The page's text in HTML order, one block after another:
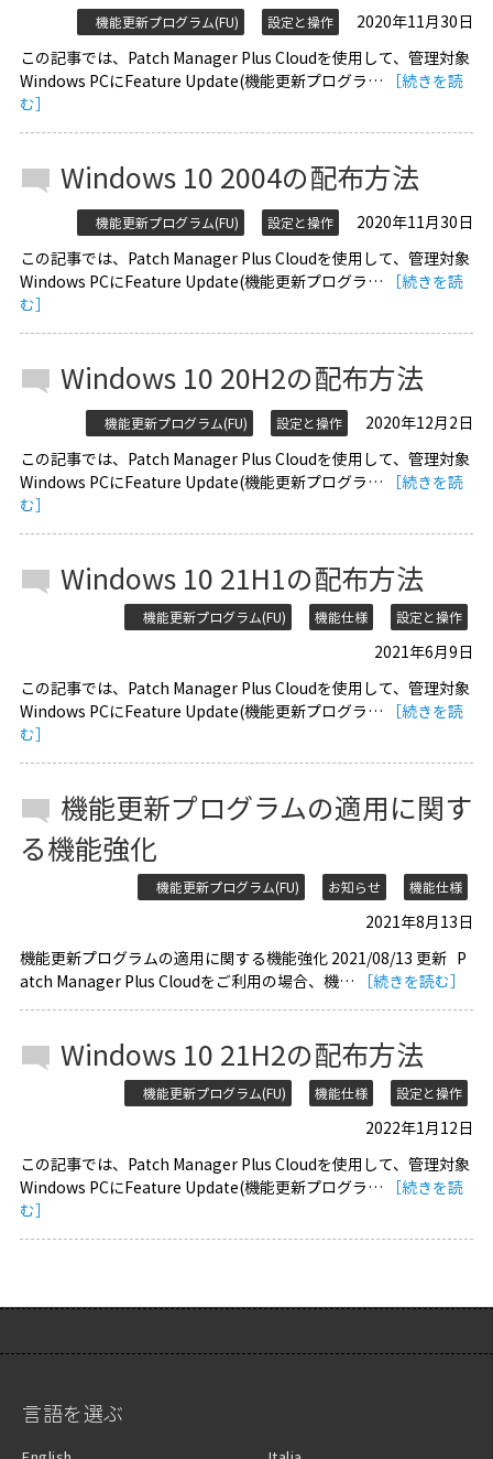
機能更新プログラム(FU) 設定と操作
2020年11月30日
この記事では、Patch Manager Plus Cloudを使用して、管理対象
Windows PCにFeature Update(機能更新プログラ…
［続きを読
む］
Windows 10 2004の配布方法
機能更新プログラム(FU) 設定と操作
2020年11月30日
この記事では、Patch Manager Plus Cloudを使用して、管理対象
Windows PCにFeature Update(機能更新プログラ…
［続きを読
む］
Windows 10 20H2の配布方法
機能更新プログラム(FU) 設定と操作
2020年12月2日
この記事では、Patch Manager Plus Cloudを使用して、管理対象
Windows PCにFeature Update(機能更新プログラ…
［続きを読
む］
Windows 10 21H1の配布方法
機能更新プログラム(FU) 機能仕様 設定と操作
2021年6月9日
この記事では、Patch Manager Plus Cloudを使用して、管理対象
Windows PCにFeature Update(機能更新プログラ…
［続きを読
む］
機能更新プログラムの適用に関す
る機能強化
機能更新プログラム(FU) お知らせ 機能仕様
2021年8月13日
機能更新プログラムの適用に関する機能強化 2021/08/13 更新 P
atch Manager Plus Cloudをご利用の場合、機…
［続きを読む］
Windows 10 21H2の配布方法
機能更新プログラム(FU) 機能仕様 設定と操作
2022年1月12日
この記事では、Patch Manager Plus Cloudを使用して、管理対象
Windows PCにFeature Update(機能更新プログラ…
［続きを読
む］
言語を選ぶ